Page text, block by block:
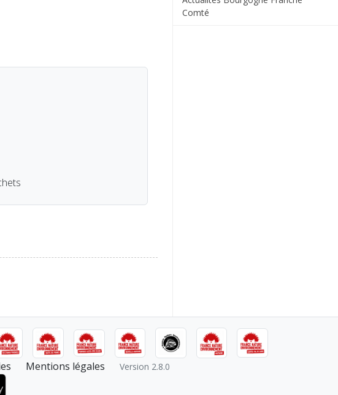
Comté
Mentions légales Version 2.8.0